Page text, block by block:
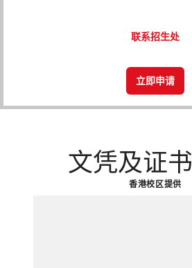
联系招生处
立即申请
文凭及证
香港校区提供